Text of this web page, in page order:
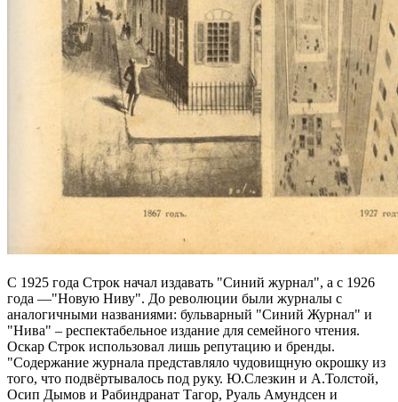
C 1925 года Строк начал издавать "Синий журнал", а с 1926
года —"Новую Ниву". До революции были журналы с
аналогичными названиями: бульварный "Синий Журнал" и
"Нива" – респектабельное издание для семейного чтения.
Оскар Строк использовал лишь репутацию и бренды.
"Содержание журнала представляло чудовищную окрошку из
того, что подвёртывалось под руку. Ю.Слезкин и А.Толстой,
Осип Дымов и Рабиндранат Тагор, Руаль Амундсен и